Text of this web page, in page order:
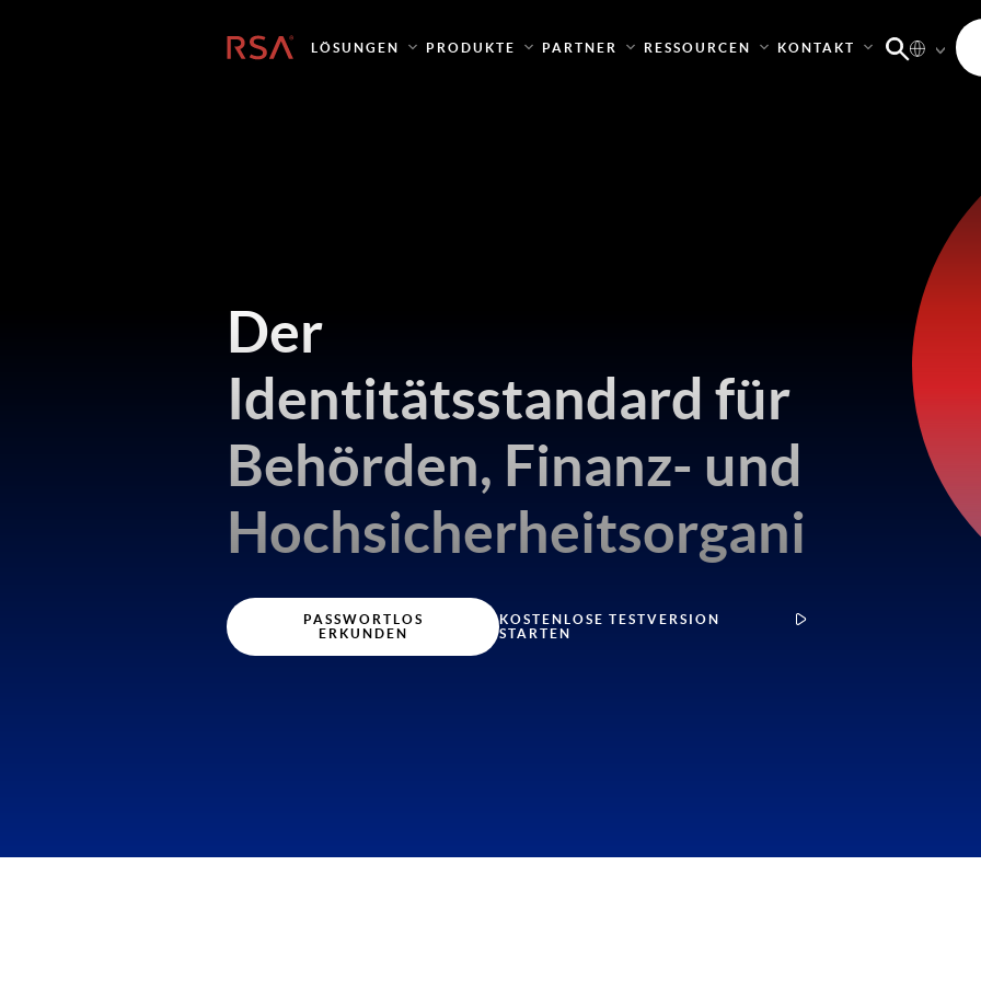
StartseiteLÖSUNGEN PRODUKTE PARTNER RESSOURCEN KONTAKT
Der
Identitätsstandard für
Behörden, Finanz- und
PASSWORTLOS
ERKUNDEN
KOSTENLOSE TESTVERSION
STARTEN